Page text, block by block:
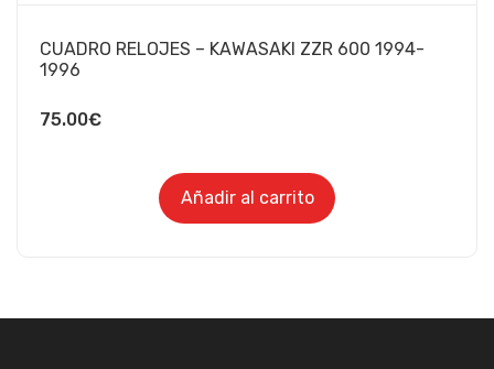
CUADRO RELOJES – KAWASAKI ZZR 600 1994-
1996
75.00€
Añadir al carrito